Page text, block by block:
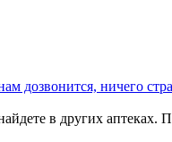
дозвонится, ничего
в других аптеках.